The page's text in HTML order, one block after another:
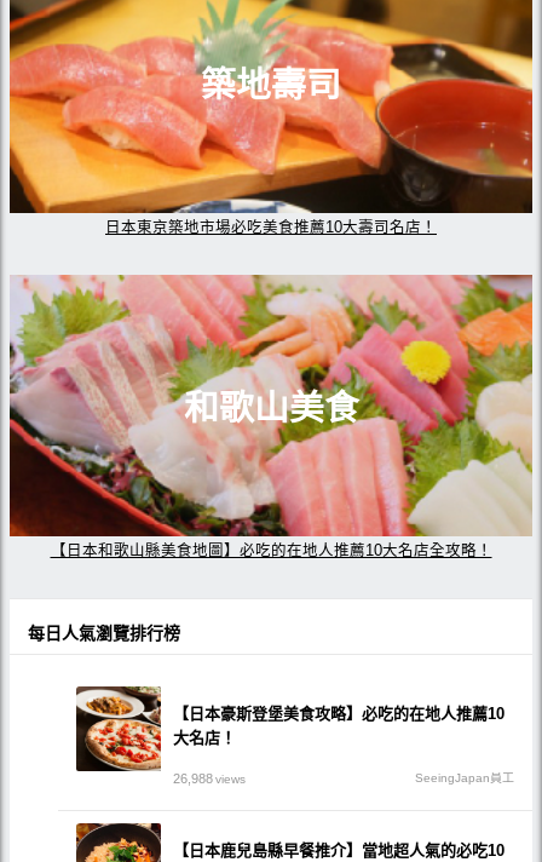
築地壽司
日本東京築地市場必吃美食推薦10大壽司名店！
和歌山美食
【日本和歌山縣美食地圖】必吃的在地人推薦10大名店全攻略！
每日人氣瀏覽排行榜
【日本豪斯登堡美食攻略】必吃的在地人推薦10
大名店！
26,988views SeeingJapan員工
【日本鹿兒島縣早餐推介】當地超人氣的必吃10